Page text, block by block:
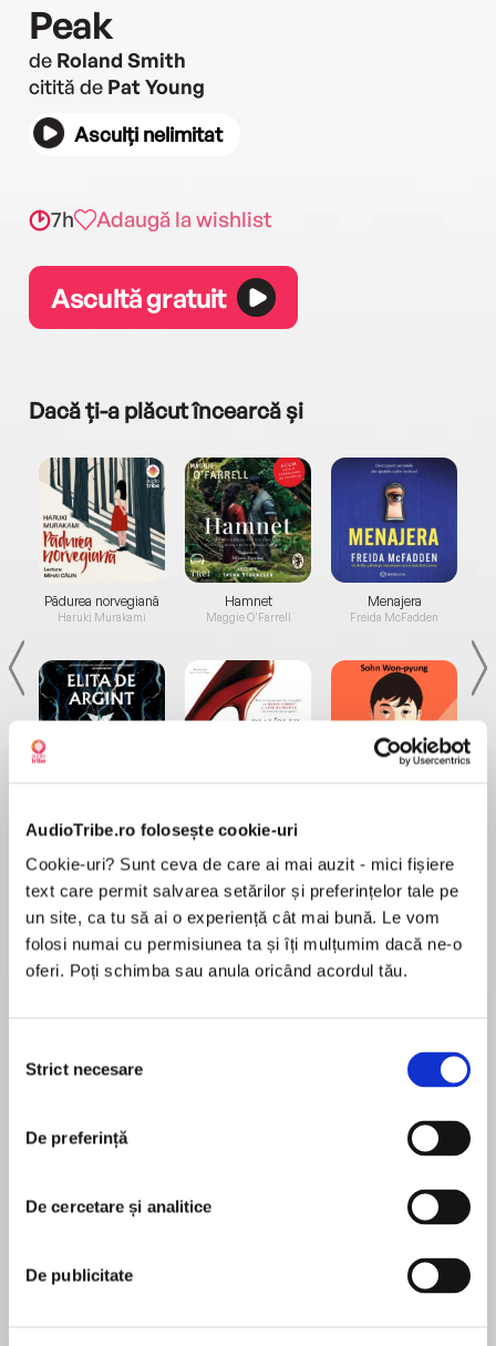
AudioTribe.ro folosește cookie-uri
Cookie-uri? Sunt ceva de care ai mai auzit - mici fișiere
text care permit salvarea setărilor și preferințelor tale pe
un site, ca tu să ai o experiență cât mai bună. Le vom
folosi numai cu permisiunea ta și îți mulțumim dacă ne-o
oferi. Poți schimba sau anula oricând acordul tău.
consimțământului
Strict necesare
De preferință
De cercetare și analitice
De publicitate
Peak
de Roland Smith
citită de Pat Young
Asculți nelimitat
7h Adaugă la wishlist
Ascultă gratuit
Dacă ți-a plăcut încearcă și
Pădurea norvegiană
Haruki Murakami
de...
Dani Francis
Hamnet
Maggie O'Farrell
la...
Lauren Weisberger
Menajera
Freida McFadden
Desprecarte
In this unputdownable, spine-tingling adventure
the youngest climber to summit Mount Everest.
After Peak Marcello is arrested for scaling a
New York City skyscraper, he's left with two
live with his long-lost father, who runs an
overseas climbing company.
But Peak quickly learns that his father's
În acest moment nu există recenzii
Roland Smith
New York Times best-selling author Roland Smith
is the author of nearly thirty young adult novels